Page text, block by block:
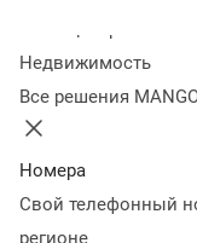
Недвижимость
Все решения
Номера
Свой телефонный
регионе
26 сентября 20259
Как вернуть
коммуникациями?